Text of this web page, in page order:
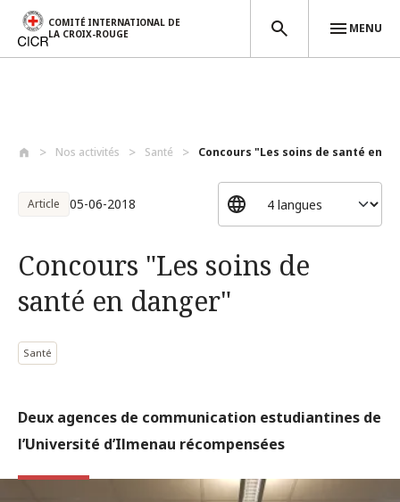
COMITÉ INTERNATIONAL DE
LA CROIX-ROUGE
MENU
Nos activités Santé Concours "Les soins de santé en
Article 05-06-2018
Concours "Les soins de
santé en danger"
Santé
Deux agences de communication estudiantines de
l’Université d’Ilmenau récompensées